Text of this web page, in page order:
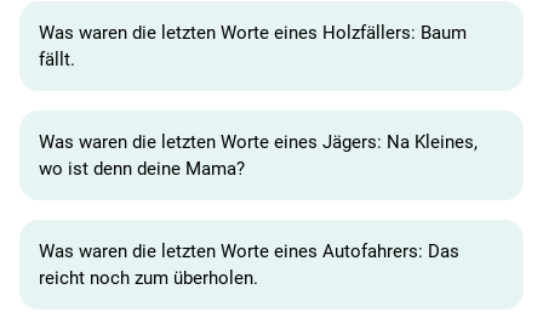
Was waren die letzten Worte eines Holzfällers: Baum
fällt.
Was waren die letzten Worte eines Jägers: Na Kleines,
wo ist denn deine Mama?
Was waren die letzten Worte eines Autofahrers: Das
reicht noch zum überholen.